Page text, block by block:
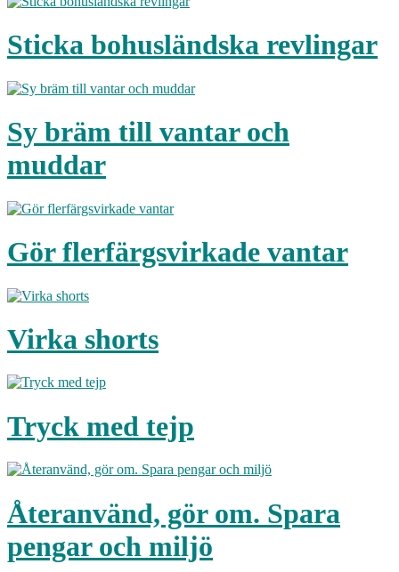
Sticka bohusländska revlingar
Sy bräm till vantar och
muddar
Gör flerfärgsvirkade vantar
Virka shorts
Tryck med tejp
Återanvänd, gör om. Spara
pengar och miljö